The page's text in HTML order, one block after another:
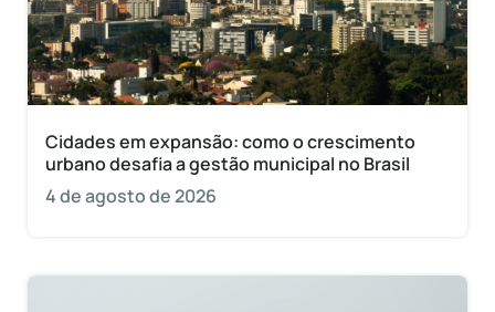
Cidades em expansão: como o crescimento
urbano desafia a gestão municipal no Brasil
4 de agosto de 2026